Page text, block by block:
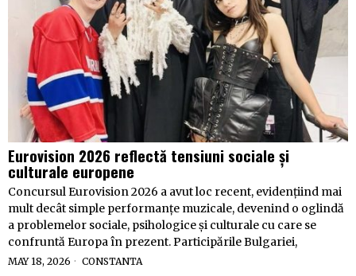
Eurovision 2026 reflectă tensiuni sociale și
culturale europene
Concursul Eurovision 2026 a avut loc recent, evidențiind mai
mult decât simple performanțe muzicale, devenind o oglindă
a problemelor sociale, psihologice și culturale cu care se
confruntă Europa în prezent. Participările Bulgariei,
MAY 18, 2026 CONSTANTA